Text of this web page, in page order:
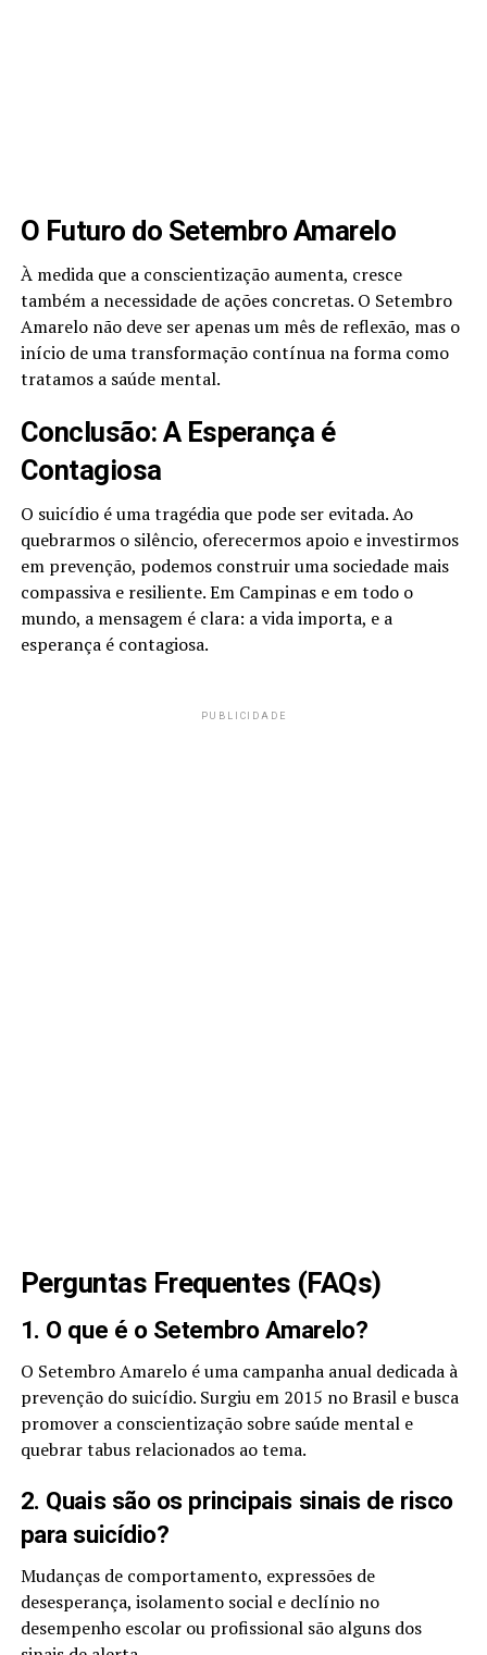
O Futuro do Setembro Amarelo
À medida que a conscientização aumenta, cresce
também a necessidade de ações concretas. O Setembro
Amarelo não deve ser apenas um mês de reflexão, mas o
início de uma transformação contínua na forma como
tratamos a saúde mental.
Conclusão: A Esperança é
Contagiosa
O suicídio é uma tragédia que pode ser evitada. Ao
quebrarmos o silêncio, oferecermos apoio e investirmos
em prevenção, podemos construir uma sociedade mais
compassiva e resiliente. Em Campinas e em todo o
mundo, a mensagem é clara: a vida importa, e a
esperança é contagiosa.
PUBLICIDADE
Perguntas Frequentes (FAQs)
1. O que é o Setembro Amarelo?
O Setembro Amarelo é uma campanha anual dedicada à
prevenção do suicídio. Surgiu em 2015 no Brasil e busca
promover a conscientização sobre saúde mental e
quebrar tabus relacionados ao tema.
2. Quais são os principais sinais de risco
para suicídio?
Mudanças de comportamento, expressões de
desesperança, isolamento social e declínio no
desempenho escolar ou profissional são alguns dos